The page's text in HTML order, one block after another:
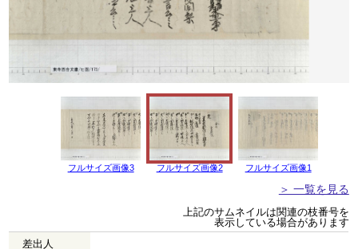
フルサイズ画像3 フルサイズ画像2 フルサイズ画像1
＞ 一覧を見る
上記のサムネイルは関連の枝番号を
表示している場合があります
差出人